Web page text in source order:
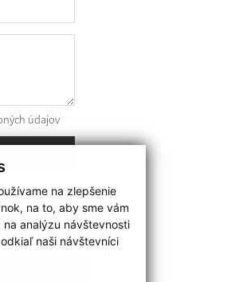
na zlepšenie
na to, aby sme vám
analýzu návštevnosti
naši návštevníci
údajov
27.11.2024
s využitím RSS